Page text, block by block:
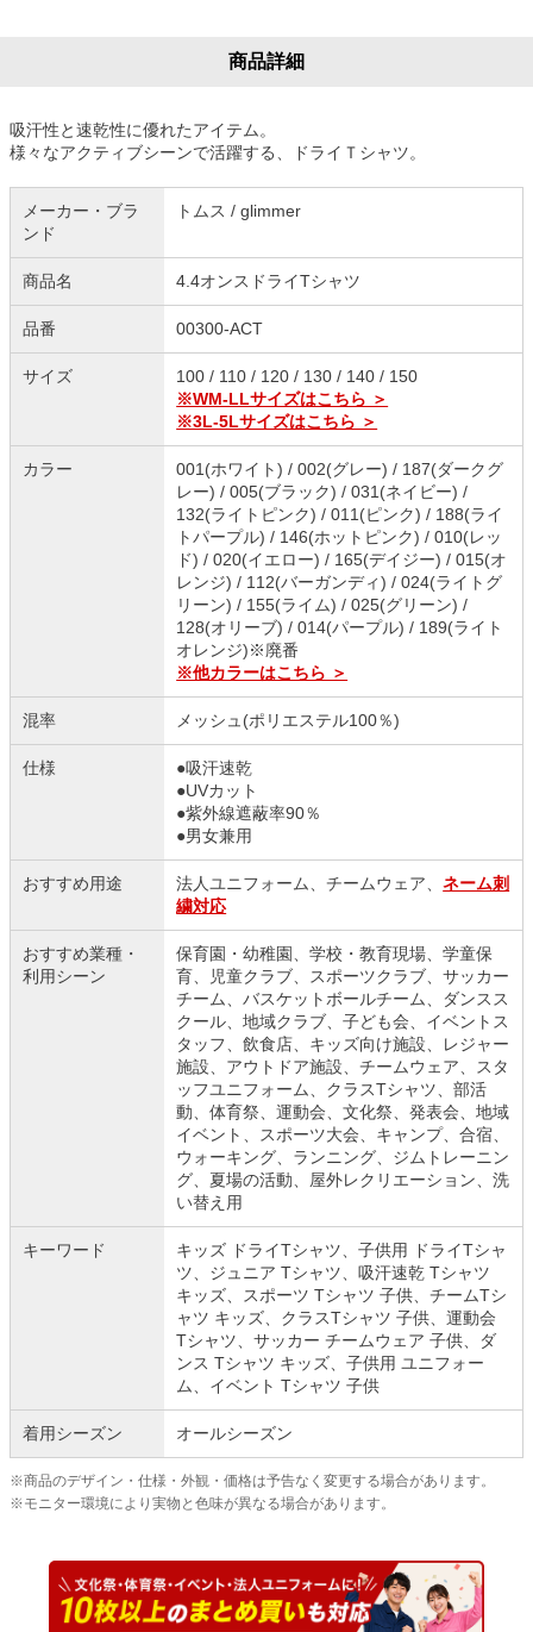
商品詳細
吸汗性と速乾性に優れたアイテム。
様々なアクティブシーンで活躍する、ドライＴシャツ。
メーカー・ブラ
ンド
トムス / glimmer
商品名 4.4オンスドライTシャツ
品番 00300-ACT
サイズ
100 / 110 / 120 / 130 / 140 / 150
※WM-LLサイズはこちら ＞
※3L-5Lサイズはこちら ＞
カラー
001(ホワイト) / 002(グレー) / 187(ダークグ
レー) / 005(ブラック) / 031(ネイビー) /
132(ライトピンク) / 011(ピンク) / 188(ライ
トパープル) / 146(ホットピンク) / 010(レッ
ド) / 020(イエロー) / 165(デイジー) / 015(オ
レンジ) / 112(バーガンディ) / 024(ライトグ
リーン) / 155(ライム) / 025(グリーン) /
128(オリーブ) / 014(パープル) / 189(ライト
オレンジ)※廃番
※他カラーはこちら ＞
混率 メッシュ(ポリエステル100％)
仕様
●吸汗速乾
●UVカット
●紫外線遮蔽率90％
●男女兼用
おすすめ用途 法人ユニフォーム、チームウェア、ネーム刺
繍対応
おすすめ業種・
利用シーン
保育園・幼稚園、学校・教育現場、学童保
育、児童クラブ、スポーツクラブ、サッカー
チーム、バスケットボールチーム、ダンスス
クール、地域クラブ、子ども会、イベントス
タッフ、飲食店、キッズ向け施設、レジャー
施設、アウトドア施設、チームウェア、スタ
ッフユニフォーム、クラスTシャツ、部活
動、体育祭、運動会、文化祭、発表会、地域
イベント、スポーツ大会、キャンプ、合宿、
ウォーキング、ランニング、ジムトレーニン
グ、夏場の活動、屋外レクリエーション、洗
い替え用
キーワード
キッズ ドライTシャツ、子供用 ドライTシャ
ツ、ジュニア Tシャツ、吸汗速乾 Tシャツ
キッズ、スポーツ Tシャツ 子供、チームTシ
ャツ キッズ、クラスTシャツ 子供、運動会
Tシャツ、サッカー チームウェア 子供、ダ
ンス Tシャツ キッズ、子供用 ユニフォー
ム、イベント Tシャツ 子供
着用シーズン オールシーズン
※商品のデザイン・仕様・外観・価格は予告なく変更する場合があります。
※モニター環境により実物と色味が異なる場合があります。